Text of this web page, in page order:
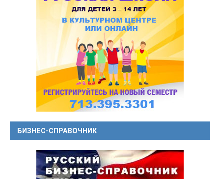
БИЗНЕС-СПРАВОЧНИК